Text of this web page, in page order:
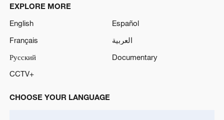
EXPLORE MORE
English
Español
Français
العربية
Русский
Documentary
CCTV+
CHOOSE YOUR LANGUAGE